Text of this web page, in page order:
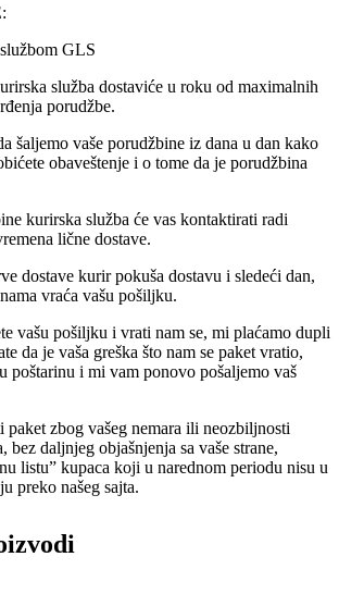
GLS
služba dostaviće u roku od maximalnih
porudžbe.
šaljemo vaše porudžbine iz dana u dan kako
obaveštenje i o tome da je porudžbina
kurirska služba će vas kontaktirati radi
lične dostave.
dostave kurir pokuša dostavu i sledeći dan,
vraća vašu pošiljku.
vašu pošiljku i vrati nam se, mi plaćamo dupli
da je vaša greška što nam se paket vratio,
poštarinu i mi vam ponovo pošaljemo vaš
zbog vašeg nemara ili neozbiljnosti
daljnjeg objašnjenja sa vaše strane,
listu” kupaca koji u narednom periodu nisu u
preko našeg sajta.